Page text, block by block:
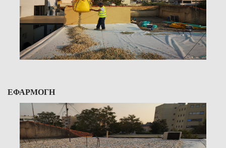
ΕΦΑΡΜΟΓΗ